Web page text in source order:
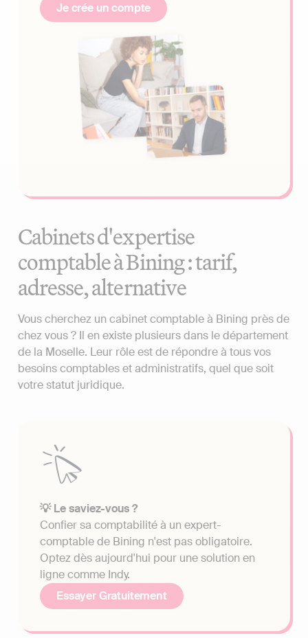
Je crée un compte
Cabinets d'expertise
comptable à Bining : tarif,
adresse, alternative
Vous cherchez un cabinet comptable à Bining près de
chez vous ? Il en existe plusieurs dans le département
de la Moselle. Leur rôle est de répondre à tous vos
besoins comptables et administratifs, quel que soit
votre statut juridique.
💡 Le saviez-vous ?
Confier sa comptabilité à un expert-
comptable de Bining n'est pas obligatoire.
Optez dès aujourd'hui pour une solution en
ligne comme Indy.
Essayer Gratuitement